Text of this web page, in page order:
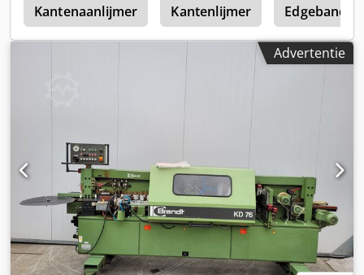
Kantenaanlijmer Kantenlijmer Edgebander
Advertentie